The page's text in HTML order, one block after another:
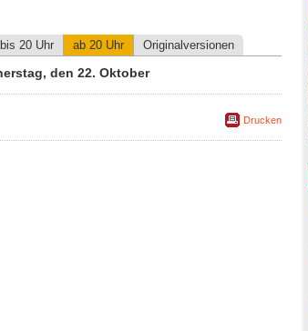
20 Uhr ab 20 Uhr Originalversionen
den 22. Oktober
Drucken